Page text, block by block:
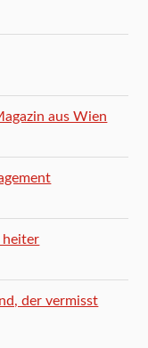
aus Wien
heiter
der vermisst